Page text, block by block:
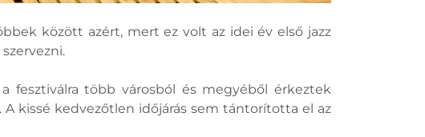
között azért, mert ez volt az idei év első jazz
fesztiválra több városból és megyéből érkeztek
kissé kedvezőtlen időjárás sem tántorította el az